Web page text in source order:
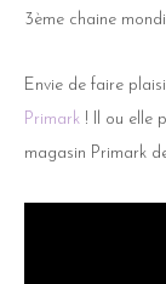
3ème chaine
Envie de faire
Primark ! Il ou elle
magasin Primark